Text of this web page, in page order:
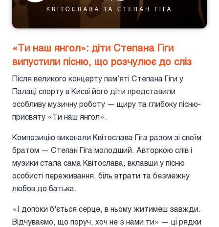
«Ти наш янгол»: діти Степана Гіги
випустили пісню, що розчулює до сліз
Після великого концерту пам’яті Степана Гіги у
Палаці спорту в Києві його діти представили
особливу музичну роботу — щиру та глибоку пісню-
присвяту «Ти наш янгол».
Композицію виконали Квітослава Гіга разом зі своїм
братом — Степан Гіга молодший. Авторкою слів і
музики стала сама Квітослава, вклавши у пісню
особисті переживання, біль втрати та безмежну
любов до батька.
«І допоки б'ється серце, в ньому житимеш завжди.
Відчуваємо, що поруч, хоч не з нами ти» — ці рядки